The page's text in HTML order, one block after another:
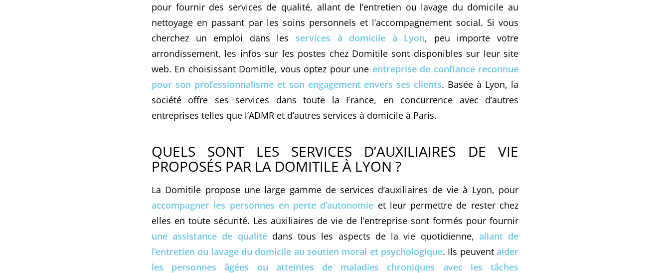
pour fournir des services de qualité, allant de l’entretien ou lavage du domicile au
nettoyage en passant par les soins personnels et l’accompagnement social. Si vous
cherchez un emploi dans les services à domicile à Lyon, peu importe votre
arrondissement, les infos sur les postes chez Domitile sont disponibles sur leur site
web. En choisissant Domitile, vous optez pour une entreprise de confiance reconnue
pour son professionnalisme et son engagement envers ses clients. Basée à Lyon, la
société offre ses services dans toute la France, en concurrence avec d’autres
entreprises telles que l’ADMR et d’autres services à domicile à Paris.
QUELS SONT LES SERVICES D’AUXILIAIRES DE VIE
PROPOSÉS PAR LA DOMITILE À LYON ?
La Domitile propose une large gamme de services d’auxiliaires de vie à Lyon, pour
accompagner les personnes en perte d’autonomie et leur permettre de rester chez
elles en toute sécurité. Les auxiliaires de vie de l’entreprise sont formés pour fournir
une assistance de qualitédans tous les aspects de la vie quotidienne, allant de
l’entretien ou lavage du domicile au soutien moral et psychologique. Ils peuvent aider
les personnes âgées ou atteintes de maladies chroniques avec les tâches